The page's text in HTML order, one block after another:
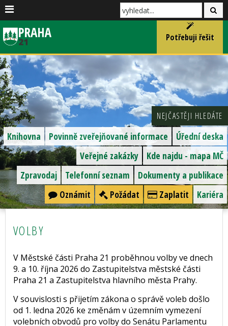
Potřebuji řešit
NEJČASTĚJI HLEDÁTE
Úřední deska
Povinně zveřejňované informace
Knihovna
Kde najdu - mapa MČ
Veřejné zakázky
Dokumenty a publikace
Telefonní seznam
Zpravodaj
Kariéra
Zaplatit
Požádat
Oznámit
VOLBY
V Městské části Praha 21 proběhnou volby ve dnech
9. a 10. října 2026 do Zastupitelstva městské části
Praha 21 a Zastupitelstva hlavního města Prahy.
V souvislosti s přijetím zákona o správě voleb došlo
od 1. ledna 2026 ke změnám v územním vymezení
volebních obvodů pro volby do Senátu Parlamentu